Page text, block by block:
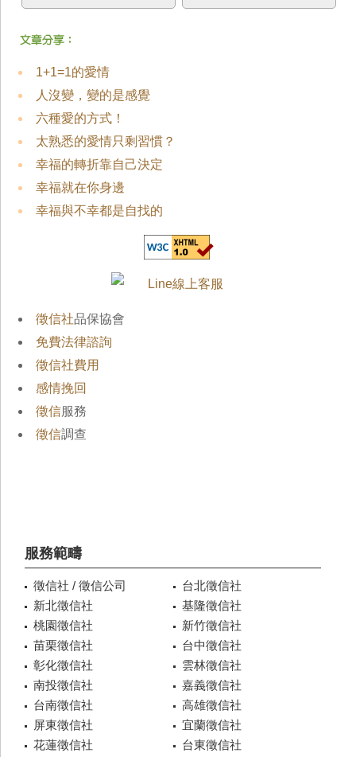
1+1=1的愛情
人沒變，變的是感覺
六種愛的方式！
太熟悉的愛情只剩習慣？
幸福的轉折靠自己決定
幸福就在你身邊
幸福與不幸都是自找的
徵信社品保協會
免費法律諮詢
徵信社費用
感情挽回
徵信服務
徵信調查
服務範疇
徵信社 / 徵信公司
台北徵信社
新北徵信社
基隆徵信社
桃園徵信社
新竹徵信社
苗栗徵信社
台中徵信社
彰化徵信社
雲林徵信社
南投徵信社
嘉義徵信社
台南徵信社
高雄徵信社
屏東徵信社
宜蘭徵信社
花蓮徵信社
台東徵信社